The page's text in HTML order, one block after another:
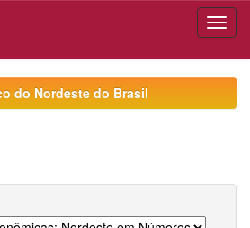
do Nordeste do Brasil